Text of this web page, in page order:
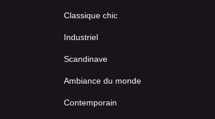
Classique chic
Industriel
Scandinave
Ambiance du monde
Contemporain